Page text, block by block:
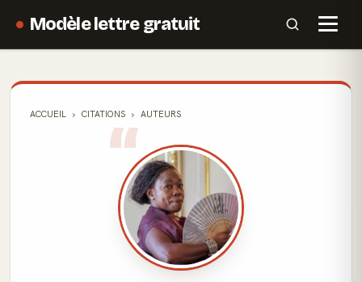
Modèle lettre gratuit
ACCUEIL CITATIONS AUTEURS